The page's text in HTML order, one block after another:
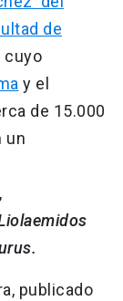
de
cuyo
y el
de 15.000
un
publicado